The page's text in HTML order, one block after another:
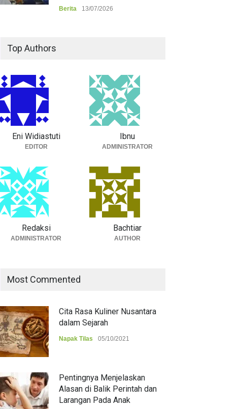
Berita 13/07/2026
Top Authors
Eni Widiastuti
EDITOR
Ibnu
ADMINISTRATOR
Redaksi
ADMINISTRATOR
Bachtiar
AUTHOR
Most Commented
Cita Rasa Kuliner Nusantara
dalam Sejarah
Napak Tilas 05/10/2021
Pentingnya Menjelaskan
Alasan di Balik Perintah dan
Larangan Pada Anak